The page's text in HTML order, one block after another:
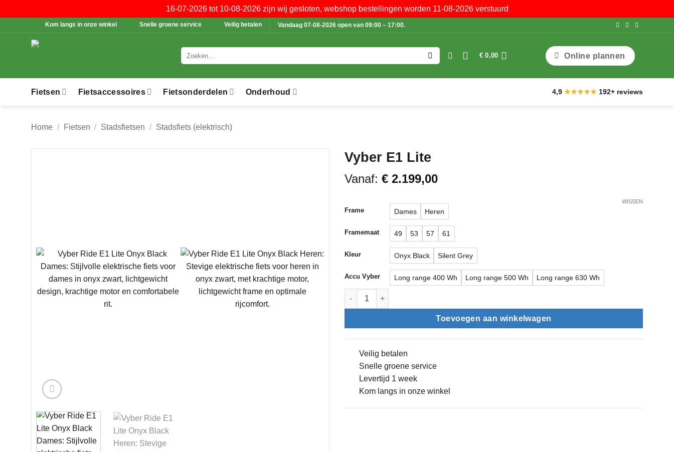
16-07-2026 tot 10-08-2026 zijn wij gesloten, webshop bestellingen worden 11-08-2026 verstuurd
naar
Kom langs in onze winkel Snelle groene service Veilig betalen Vandaag 07-08-2026 open van 09:00 – 17:00.
Zoeken
naar:
€ 0,00 Online plannen
Fietsen Fietsaccessoires Fietsonderdelen Onderhoud 4,9 ★★★★★ 192+ reviews
Home / Fietsen / Stadsfietsen / Stadsfiets (elektrisch)
Vyber E1 Lite
Vanaf: € 2.199,00
Frame Dames Heren
Framemaat 49 53 57 61
Kleur Onyx Black Silent Grey
Accu Vyber Long range 400 Wh Long range 500 Wh Long range 630 Wh
WISSEN
Vyber E1 Lite aantal
Toevoegen aan winkelwagen
Veilig betalen
Snelle groene service
Levertijd 1 week
Kom langs in onze winkel